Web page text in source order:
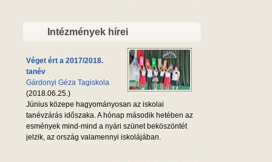
Intézmények hírei
Véget ért a 2017/2018.
tanév
Gárdonyi Géza Tagiskola
(2018.06.25.)
Június közepe hagyományosan az iskolai
tanévzárás időszaka. A hónap második hetében az
esmények mind-mind a nyári szünet beköszöntét
jelzik, az ország valamennyi iskolájában.